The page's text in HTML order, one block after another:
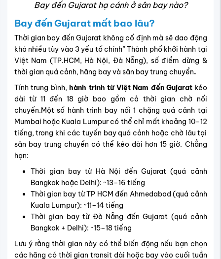
Bay đến Gujarat hạ cánh ở sân bay nào?
Bay đến Gujarat mất bao lâu?
Thời gian bay đến Gujarat không cố định mà sẽ dao động
khá nhiều tùy vào 3 yếu tố chính” Thành phố khởi hành tại
Việt Nam (TP.HCM, Hà Nội, Đà Nẵng), số điểm dừng &
thời gian quá cảnh, hãng bay và sân bay trung chuyển.
Tính trung bình,hành trình từ Việt Nam đến Gujarat kéo
dài từ 11 đến 18 giờ bao gồm cả thời gian chờ nối
chuyến.Một số hành trình bay nối 1 chặng quá cảnh tại
Mumbai hoặc Kuala Lumpur có thể chỉ mất khoảng 10–12
tiếng, trong khi các tuyến bay quá cảnh hoặc chờ lâu tại
sân bay trung chuyển có thể kéo dài hơn 15 giờ. Chẳng
hạn:
Thời gian bay từ Hà Nội đến Gujarat (quá cảnh
Bangkok hoặc Delhi): ~13–16 tiếng
Thời gian bay từ TP HCM đến Ahmedabad (quá cảnh
Kuala Lumpur): ~11–14 tiếng
Thời gian bay từ Đà Nẵng đến Gujarat (quá cảnh
Bangkok + Delhi): ~15–18 tiếng
Lưu ý rằng thời gian này có thể biến động nếu bạn chọn
các hãng có thời gian transit dài hoặc bay vào cuối tuần